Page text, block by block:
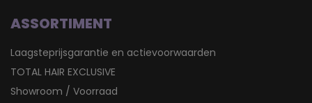
ASSORTIMENT
Laagsteprijsgarantie en actievoorwaarden
TOTAL HAIR EXCLUSIVE
Showroom / Voorraad